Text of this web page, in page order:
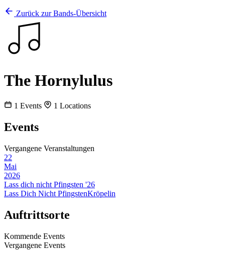
Zurück zur Bands-Übersicht
The Hornylulus
1 Events 1 Locations
Events
Vergangene Veranstaltungen
22
Mai
2026
Lass dich nicht Pfingsten '26
Lass Dich Nicht PfingstenKröpelin
Auftrittsorte
Kommende Events
Vergangene Events